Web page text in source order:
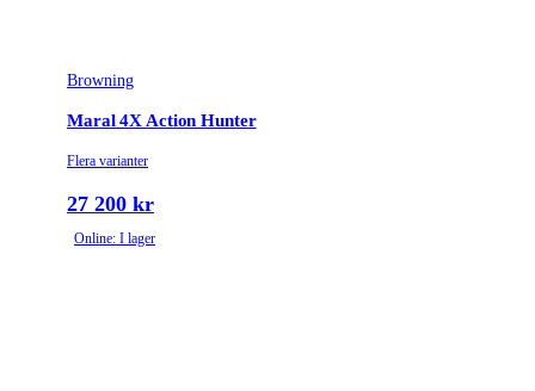
Browning
Maral 4X Action Hunter
Flera varianter
27 200 kr
Online: I lager